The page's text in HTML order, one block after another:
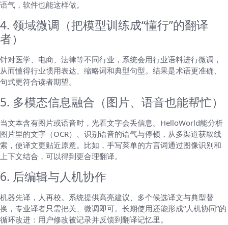
语气，软件也能这样做。
4. 领域微调（把模型训练成“懂行”的翻译
者）
针对医学、电商、法律等不同行业，系统会用行业语料进行微调，
从而懂得行业惯用表达、缩略词和典型句型。结果是术语更准确、
句式更符合读者期望。
5. 多模态信息融合（图片、语音也能帮忙）
当文本含有图片或语音时，光看文字会丢信息。HelloWorld能分析
图片里的文字（OCR）、识别语音的语气与停顿，从多渠道获取线
索，使译文更贴近原意。比如，手写菜单的方言词通过图像识别和
上下文结合，可以得到更合理翻译。
6. 后编辑与人机协作
机器先译，人再校。系统提供高亮建议、多个候选译文与典型替
换，专业译者只需把关、微调即可。长期使用还能形成“人机协同”的
循环改进：用户修改被记录并反馈到翻译记忆里。